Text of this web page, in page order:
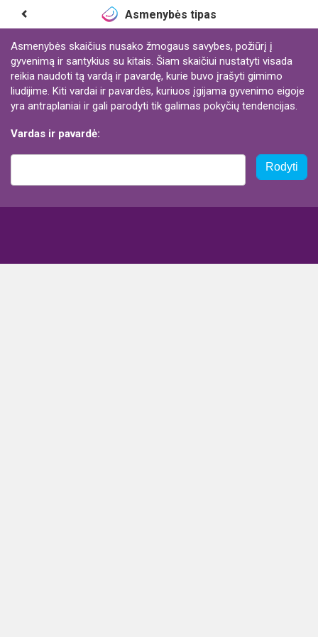
Asmenybės tipas
Asmenybės skaičius nusako žmogaus savybes, požiūrį į
gyvenimą ir santykius su kitais. Šiam skaičiui nustatyti visada
reikia naudoti tą vardą ir pavardę, kurie buvo įrašyti gimimo
liudijime. Kiti vardai ir pavardės, kuriuos įgijama gyvenimo eigoje
yra antraplaniai ir gali parodyti tik galimas pokyčių tendencijas.
Vardas ir pavardė:
Rodyti